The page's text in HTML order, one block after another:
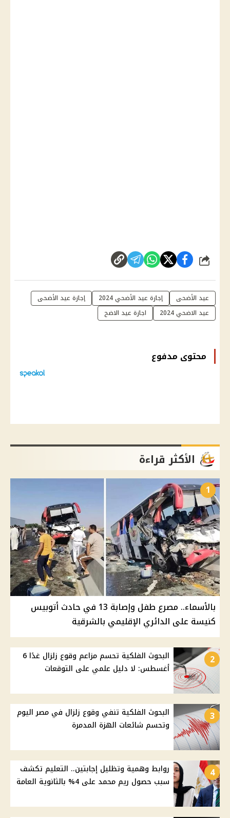
شارك
عيد الأضحى إجازة عيد الأضحي 2024
إجازة عيد الأضحى
عيد الاضحي 2024
اجازة عيد الاضح
محتوى مدفوع
الأكثر قراءة
1
بالأسماء.. مصرع طفل وإصابة 13 في حادث أتوبيس
كنيسة على الدائري الإقليمي بالشرقية
2
البحوث الفلكية تحسم مزاعم وقوع زلزال غدًا 6
أغسطس: لا دليل علمي على التوقعات
3
البحوث الفلكية تنفي وقوع زلزال في مصر اليوم
وتحسم شائعات الهزة المدمرة
4
روابط وهمية وتظليل إجابتين.. التعليم تكشف
سبب حصول ريم محمد على 4% بالثانوية العامة